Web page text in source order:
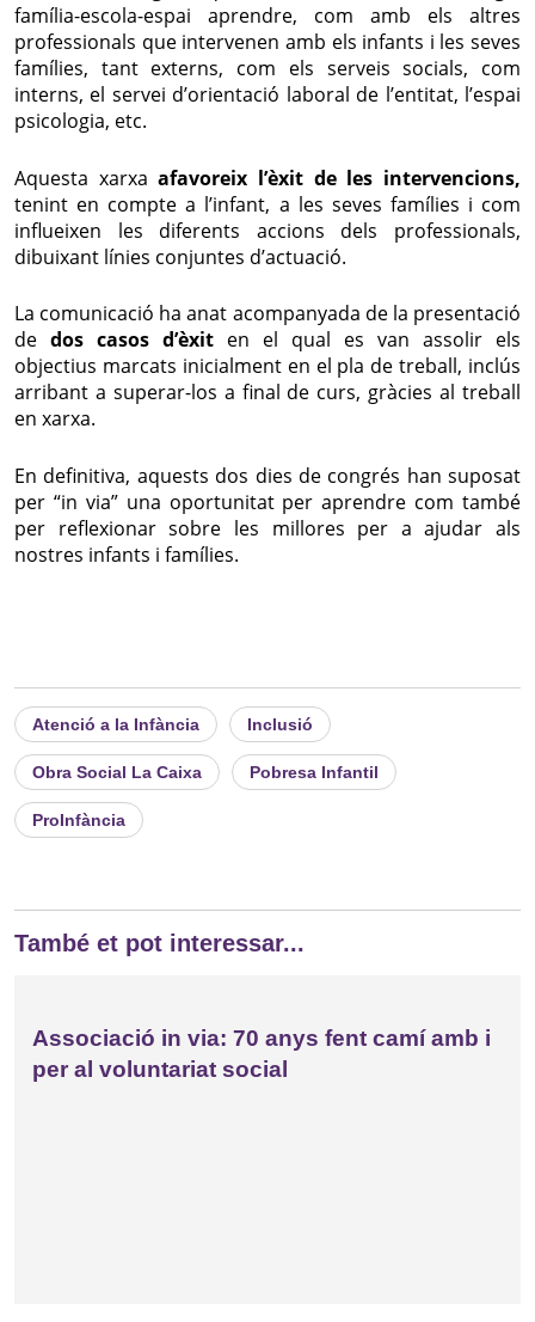
família-escola-espai aprendre, com amb els altres
professionals que intervenen amb els infants i les seves
famílies, tant externs, com els serveis socials, com
interns, el servei d’orientació laboral de l’entitat, l’espai
psicologia, etc.
Aquesta xarxaafavoreix l’èxit de les intervencions,
tenint en compte a l’infant, a les seves famílies i com
influeixen les diferents accions dels professionals,
dibuixant línies conjuntes d’actuació.
La comunicació ha anat acompanyada de la presentació
de dos casos d’èxit en el qual es van assolir els
objectius marcats inicialment en el pla de treball, inclús
arribant a superar-los a final de curs, gràcies al treball
en xarxa.
En definitiva, aquests dos dies de congrés han suposat
per “in via” una oportunitat per aprendre com també
per reflexionar sobre les millores per a ajudar als
nostres infants i famílies.
Atenció a la Infància Inclusió
Obra Social La Caixa Pobresa Infantil
ProInfància
També et pot interessar...
Associació in via: 70 anys fent camí amb i
per al voluntariat social